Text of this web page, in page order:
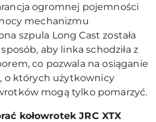
ogromnej pojemności
mechanizmu
szpula Long Cast została
aby linka schodziła z
co pozwala na osiąganie
o których użytkownicy
mogą tylko pomarzyć.
kołowrotek JRC XTX